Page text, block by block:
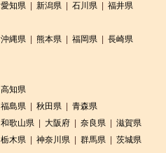
愛知県 新潟県 石川県
福井県
沖縄県 熊本県 福岡県
長崎県
高知県
福島県 秋田県
青森県
和歌山県 大阪府 奈良県
滋賀県
栃木県 神奈川県 群馬県 茨城県